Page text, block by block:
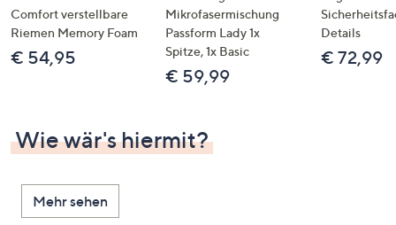
Comfort verstellbare
Riemen Memory Foam
€ 54,95
Mikrofasermischung
Passform Lady 1x
Spitze, 1x Basic
€ 59,99
Details
€ 72,99
Wie wär's hiermit?
Mehr sehen